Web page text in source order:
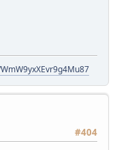
#404